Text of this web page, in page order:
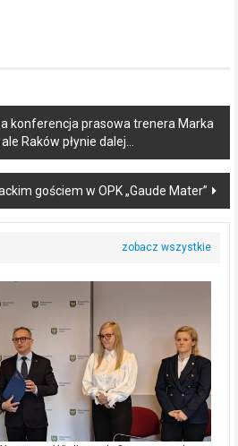
konferencja prasowa trenera Marka
Raków płynie dalej…
gościem w OPK „Gaude Mater”